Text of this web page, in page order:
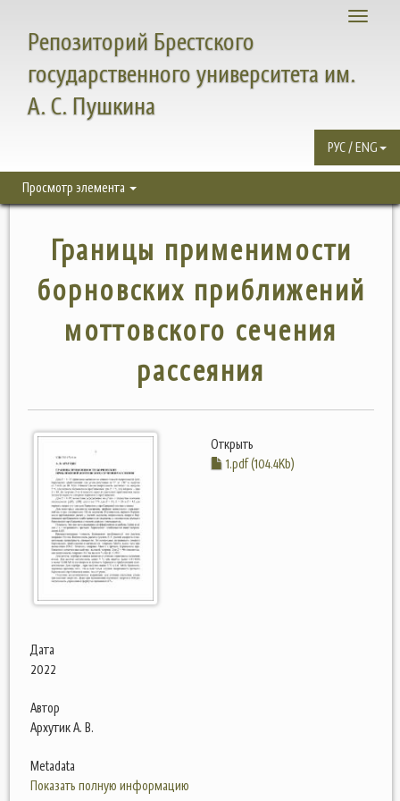
Toggle
Репозиторий Брестского
государственного университета им.
А. С. Пушкина
РУС / ENG
Просмотр элемента
Границы применимости
борновских приближений
моттовского сечения
рассеяния
Открыть
1.pdf (104.4Kb)
Дата
2022
Автор
Архутик А. В.
Metadata
Показать полную информацию